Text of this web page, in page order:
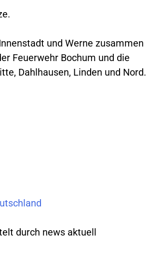
und Werne zusammen
Feuerwehr Bochum und die
Dahlhausen, Linden und Nord.
durch news aktuell